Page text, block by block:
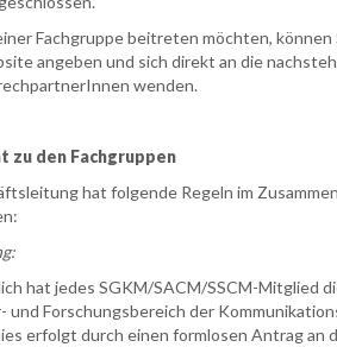
Fachgruppe beitreten möchten,
angeben und sich direkt an die
wenden.
zu den Fachgruppen
hat folgende Regeln im
hat jedes SGKM/SACM/SSCM-Mitglied
und Forschungsbereich der
erfolgt durch einen formlosen Antrag an